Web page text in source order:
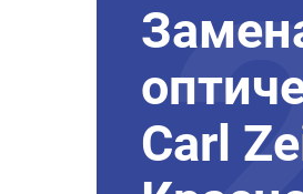
Carl